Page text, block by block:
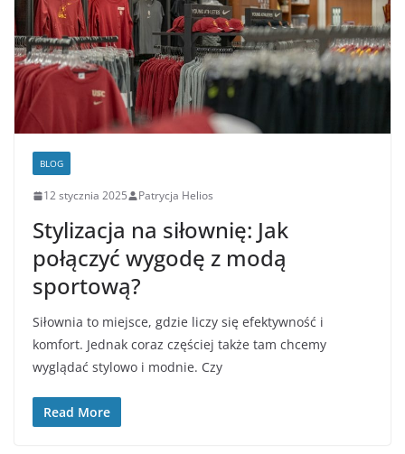
BLOG
12 stycznia 2025 Patrycja Helios
Stylizacja na siłownię: Jak
połączyć wygodę z modą
sportową?
Siłownia to miejsce, gdzie liczy się efektywność i
komfort. Jednak coraz częściej także tam chcemy
wyglądać stylowo i modnie. Czy
Read More